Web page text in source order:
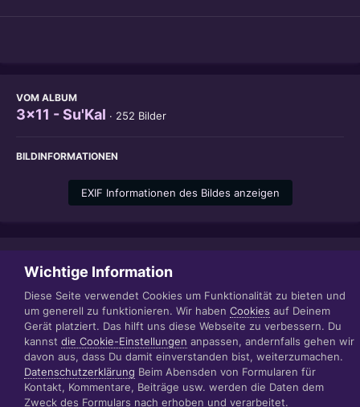
VOM ALBUM
3x11 - Su'Kal · 252 Bilder
BILDINFORMATIONEN
EXIF Informationen des Bildes anzeigen
Teilen
Datenschutzerklärung Impressum
© 1999 - 2022 RÄBIGER IT|WEB|VIDEO|CONSULTING
www.raebiger.pro
Powered by Invision Community
Wichtige Information
Diese Seite verwendet Cookies um Funktionalität zu bieten und
um generell zu funktionieren. Wir haben Cookies auf Deinem
Gerät platziert. Das hilft uns diese Webseite zu verbessern. Du
kannst die Cookie-Einstellungen anpassen, andernfalls gehen wir
davon aus, dass Du damit einverstanden bist, weiterzumachen.
Datenschutzerklärung Beim Abensden von Formularen für
Kontakt, Kommentare, Beiträge usw. werden die Daten dem
Zweck des Formulars nach erhoben und verarbeitet.